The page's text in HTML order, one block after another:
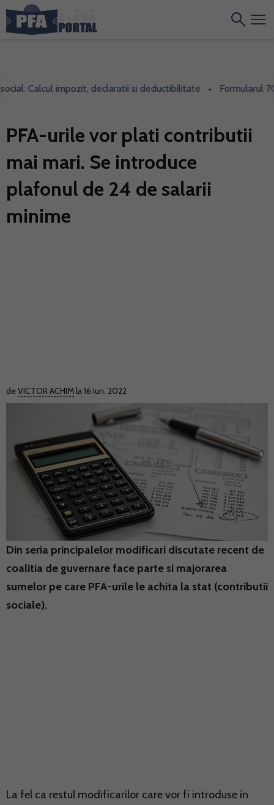
Calcul impozit, declaratii si deductibilitate • Formularul
PFA-urile vor plati contributii
mai mari. Se introduce
plafonul de 24 de salarii
minime
deVICTOR ACHIM la 16 Iun. 2022
Din seria principalelor modificari discutate recent de
coalitia de guvernare face parte si majorarea
sumelor pe care PFA-urile le achita la stat (contributii
sociale).
La fel ca restul modificarilor care vor fi introduse in